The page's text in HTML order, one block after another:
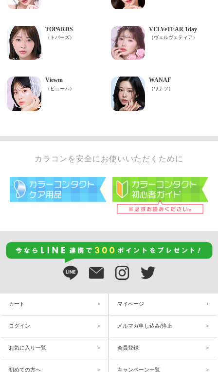
カラコンを安全にお使いいただくために
カート マイページ
ログイン メルマガ申し込み/停止
お気に入り一覧 会員登録
初めての方へ キャンペーン一覧